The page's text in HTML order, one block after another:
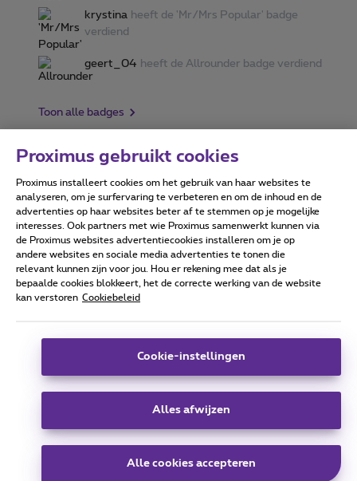
krystina heeft de 'Mr/Mrs Popular' badge
verdiend
geert_04 heeft de Allrounder badge verdiend
Toon alle badges
Forumvoorwaarden Accessibility statement
Alle rechten voorbehouden. © Proximus
Algemene voorwaarden, consumenteninfo
Deze website is gecreëerd en wordt beheerd conform het
Koning Albert II-laan 27 - B-1030 Brussel.
Carrier & Wholesale Solutions
Telindus
Proximus gebruikt cookies
Proximus installeert cookies om het gebruik van haar websites te
analyseren, om je surfervaring te verbeteren en om de inhoud en de
advertenties op haar websites beter af te stemmen op je mogelijke
interesses. Ook partners met wie Proximus samenwerkt kunnen via
de Proximus websites advertentiecookies installeren om je op
andere websites en sociale media advertenties te tonen die
relevant kunnen zijn voor jou. Hou er rekening mee dat als je
bepaalde cookies blokkeert, het de correcte werking van de website
kan verstoren Cookiebeleid
Cookie-instellingen
Alles afwijzen
Alle cookies accepteren